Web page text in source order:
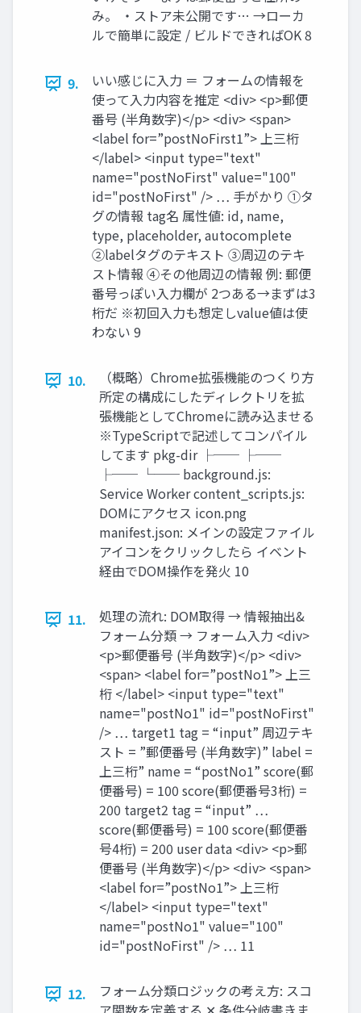
み。 ・ストア未公開です… →ローカ
ルで簡単に設定 / ビルドできればOK 8
9.
いい感じに入力 ＝ フォームの情報を
使って入力内容を推定 <div> <p>郵便
番号 (半角数字)</p> <div> <span>
<label for=”postNoFirst1”> 上三桁
</label> <input type="text"
name="postNoFirst" value="100"
id="postNoFirst" /> … 手がかり ①タ
グの情報 tag名 属性値: id, name,
type, placeholder, autocomplete
②labelタグのテキスト ③周辺のテキ
スト情報 ④その他周辺の情報 例: 郵便
番号っぽい入力欄が 2つある→まずは3
桁だ ※初回入力も想定しvalue値は使
わない 9
10.
（概略）Chrome拡張機能のつくり方
所定の構成にしたディレクトリを拡
張機能としてChromeに読み込ませる
※TypeScriptで記述してコンパイル
してます pkg-dir ├── ├──
├── └── background.js:
Service Worker content_scripts.js:
DOMにアクセス icon.png
manifest.json: メインの設定ファイル
アイコンをクリックしたら イベント
経由でDOM操作を発火 10
11.
処理の流れ: DOM取得 → 情報抽出&
フォーム分類 → フォーム入力 <div>
<p>郵便番号 (半角数字)</p> <div>
<span> <label for=”postNo1”> 上三
桁 </label> <input type="text"
name="postNo1" id="postNoFirst"
/> … target1 tag = “input” 周辺テキ
スト = ”郵便番号 (半角数字)” label =
上三桁” name = “postNo1” score(郵
便番号) = 100 score(郵便番号3桁) =
200 target2 tag = “input” …
score(郵便番号) = 100 score(郵便番
号4桁) = 200 user data <div> <p>郵
便番号 (半角数字)</p> <div> <span>
<label for=”postNo1”> 上三桁
</label> <input type="text"
name="postNo1" value="100"
id="postNoFirst" /> … 11
12.
フォーム分類ロジックの考え方: スコ